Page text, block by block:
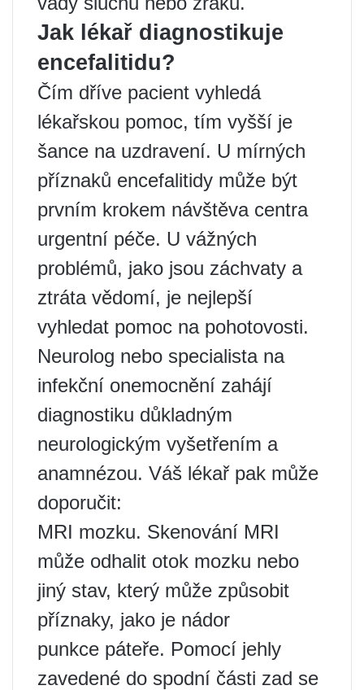
Jak lékař diagnostikuje
encefalitidu?
Čím dříve pacient vyhledá
lékařskou pomoc, tím vyšší je
šance na uzdravení. U mírných
příznaků encefalitidy může být
prvním krokem návštěva centra
urgentní péče. U vážných
problémů, jako jsou záchvaty a
ztráta vědomí, je nejlepší
vyhledat pomoc na pohotovosti.
Neurolog nebo specialista na
infekční onemocnění zahájí
diagnostiku důkladným
neurologickým vyšetřením a
anamnézou. Váš lékař pak může
doporučit:
MRI mozku. Skenování MRI
může odhalit otok mozku nebo
jiný stav, který může způsobit
příznaky, jako je nádor
punkce páteře. Pomocí jehly
zavedené do spodní části zad se